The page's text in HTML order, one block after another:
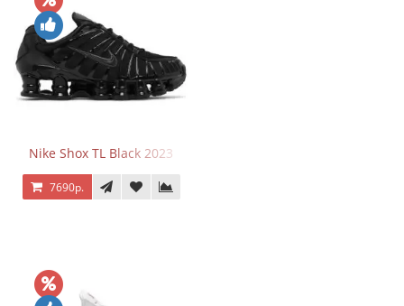
Nike Shox TL Black 2023
7690р.